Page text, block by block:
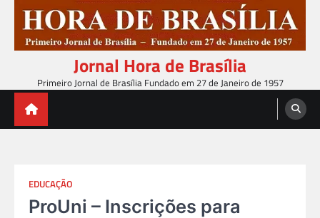
content
Jornal Hora de Brasília
Primeiro Jornal de Brasília Fundado em 27 de Janeiro de 1957
EDUCAÇÃO
ProUni – Inscrições para